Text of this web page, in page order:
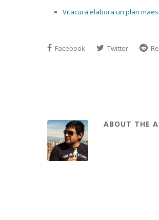
Vitacura elabora un plan
Facebook Twitter
ABOUT THE